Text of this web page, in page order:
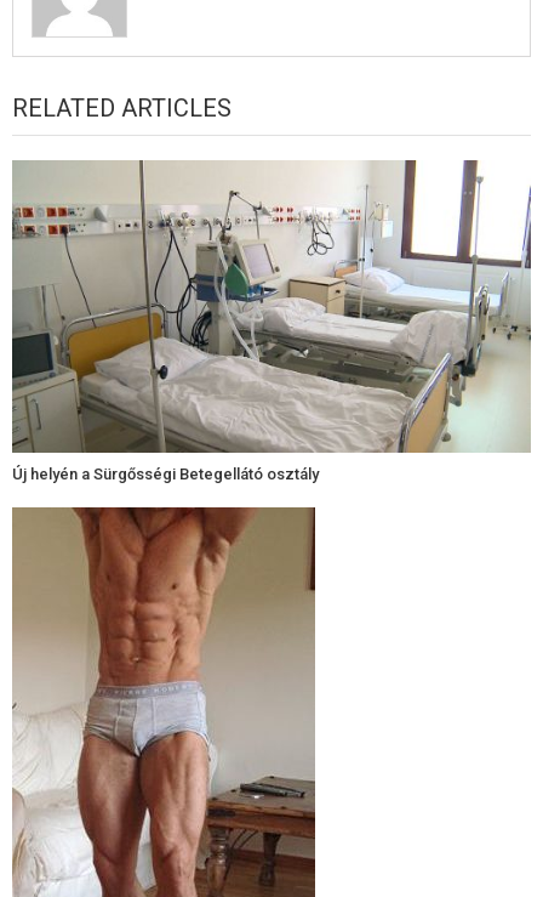
RELATED ARTICLES
Új helyén a Sürgősségi Betegellátó osztály